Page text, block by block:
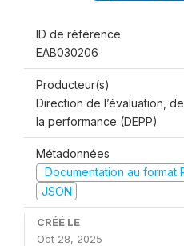
ID de référence
EAB030206
Producteur(s)
Direction de l’évaluation,
la performance (DEPP)
Métadonnées
Documentation au format
JSON
CRÉÉ LE
Oct 28, 2025